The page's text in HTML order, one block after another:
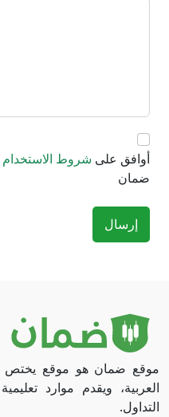
أوافق على شروط الاستخدام
ضمان
إرسال
موقع ضمان هو موقع يختص
العربية، ويقدم موارد
التداول.